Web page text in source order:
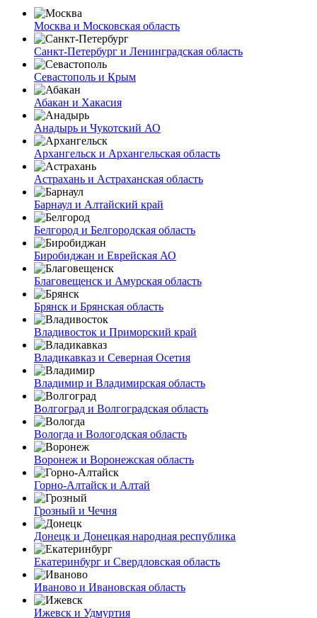
Москва и Московская область
Санкт-Петербург и Ленинградская область
Севастополь и Крым
Абакан и Хакасия
Анадырь и Чукотский АО
Архангельск и Архангельская область
Астрахань и Астраханская область
Барнаул и Алтайский край
Белгород и Белгородская область
Биробиджан и Еврейская АО
Благовещенск и Амурская область
Брянск и Брянская область
Владивосток и Приморский край
Владикавказ и Северная Осетия
Владимир и Владимирская область
Волгоград и Волгоградская область
Вологда и Вологодская область
Воронеж и Воронежская область
Горно-Алтайск и Алтай
Грозный и Чечня
Донецк и Донецкая народная республика
Екатеринбург и Свердловская область
Иваново и Ивановская область
Ижевск и Удмуртия